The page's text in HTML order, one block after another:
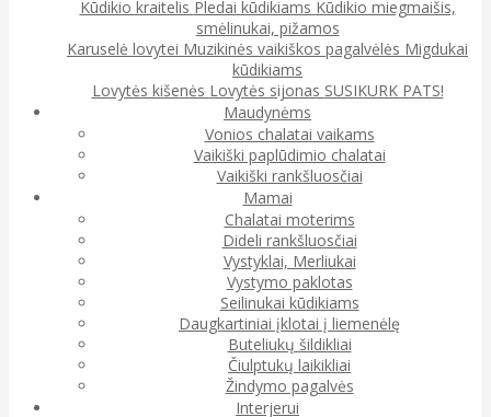
Kūdikio kraitelis Pledai kūdikiams Kūdikio miegmaišis,
smėlinukai, pižamos
Karuselė lovytei Muzikinės vaikiškos pagalvėlės Migdukai
kūdikiams
Lovytės kišenės Lovytės sijonas SUSIKURK PATS!
Maudynėms
Vonios chalatai vaikams
Vaikiški paplūdimio chalatai
Vaikiški rankšluosčiai
Mamai
Chalatai moterims
Dideli rankšluosčiai
Vystyklai, Merliukai
Vystymo paklotas
Seilinukai kūdikiams
Daugkartiniai įklotai į liemenėlę
Buteliukų šildikliai
Čiulptukų laikikliai
Žindymo pagalvės
Interjerui